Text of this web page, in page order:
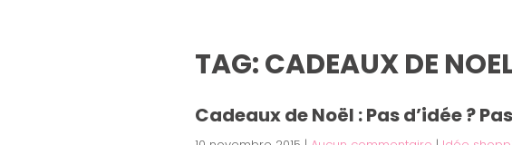
TAG: CADEAUX DE
Cadeaux de Noël : Pas d’idée ?